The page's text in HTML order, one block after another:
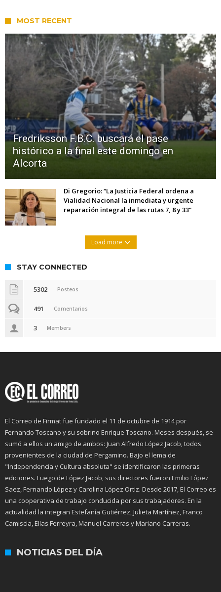
MOST RECENT
Fredriksson F.B.C. buscará el pase
histórico a la final este domingo en
Alcorta
Di Gregorio: “La Justicia Federal ordena a
Vialidad Nacional la inmediata y urgente
reparación integral de las rutas 7, 8 y 33”
Load more
STAY CONNECTED
5302 Posteos
491 Comentarios
3 Members
El Correo de Firmat fue fundado el 11 de octubre de 1914 por
Fernando Toscano y su sobrino Enrique Toscano. Meses después, se
sumó a ellos un amigo de ambos: Juan Alfredo López Jacob, todos
provenientes de la ciudad de Pergamino. Bajo el lema de
"Independencia y Cultura absoluta" se identificaron las primeras
ediciones. Luego de López Jacob, sus directores fueron Emilio López
Saez, Fernando López y Carolina López Ortiz. Desde 2017, El Correo es
una cooperativa de trabajo conducida por sus trabajadores. En la
actualidad la integran Estefanía Gutiérrez, Julieta Martínez, Franco
Camiscia, Elías Ferreyra, Manuel Carreras y Mariano Carreras.
NOTICIAS DEL DÍA